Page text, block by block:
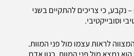
– נקבע, כי צריכים להתקיים בשני
וסובייקטיבי.
לראות עצמו מול פני המוות.